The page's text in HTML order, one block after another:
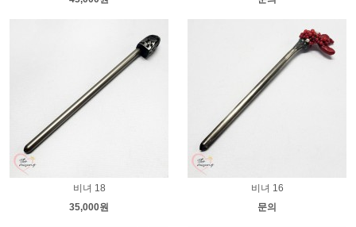
비녀 18
35,000원
비녀 16
문의